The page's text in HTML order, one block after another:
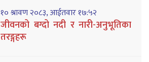
१० श्रावण २०८३, आईतवार १७:५२
जीवनको बग्दो नदी र नारी-अनुभूतिका
तरङ्गहरू